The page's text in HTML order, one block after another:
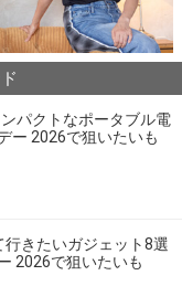
パクトなポータブル電
ー 2026で狙いたいも
きたいガジェット8選
2026で狙いたいも